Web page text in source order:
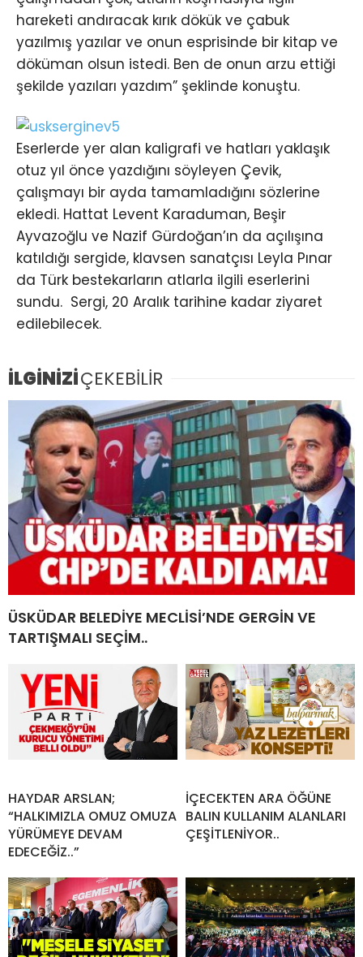
hareketi andıracak kırık dökük ve çabuk
yazılmış yazılar ve onun esprisinde bir kitap ve
döküman olsun istedi. Ben de onun arzu ettiği
şekilde yazıları yazdım” şeklinde konuştu.
Eserlerde yer alan kaligrafi ve hatları yaklaşık
otuz yıl önce yazdığını söyleyen Çevik,
çalışmayı bir ayda tamamladığını sözlerine
ekledi. Hattat Levent Karaduman, Beşir
Ayvazoğlu ve Nazif Gürdoğan’ın da açılışına
katıldığı sergide, klavsen sanatçısı Leyla Pınar
da Türk bestekarların atlarla ilgili eserlerini
sundu. Sergi, 20 Aralık tarihine kadar ziyaret
edilebilecek.
İLGİNİZİÇEKEBİLİR
ÜSKÜDAR BELEDİYE MECLİSİ’NDE GERGİN VE
TARTIŞMALI SEÇİM..
HAYDAR ARSLAN;
“HALKIMIZLA OMUZ OMUZA
YÜRÜMEYE DEVAM
EDECEĞİZ..”
İÇECEKTEN ARA ÖĞÜNE
BALIN KULLANIM ALANLARI
ÇEŞİTLENİYOR..